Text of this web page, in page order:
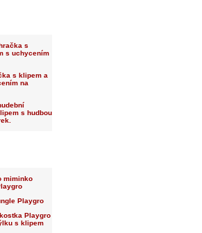
s
s uchycením
s klipem a
na
s hudbou
miminko
Playgro
Playgro
s klipem